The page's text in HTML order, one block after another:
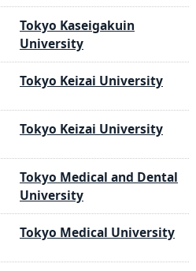
Tokyo Kaseigakuin
University
Tokyo Keizai University
Tokyo Keizai University
Tokyo Medical and Dental
University
Tokyo Medical University